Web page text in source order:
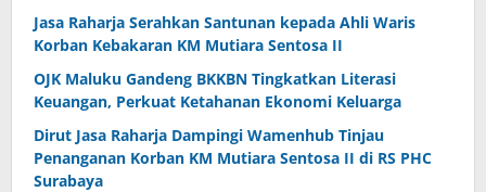
Jasa Raharja Serahkan Santunan kepada Ahli Waris
Korban Kebakaran KM Mutiara Sentosa II
OJK Maluku Gandeng BKKBN Tingkatkan Literasi
Keuangan, Perkuat Ketahanan Ekonomi Keluarga
Dirut Jasa Raharja Dampingi Wamenhub Tinjau
Penanganan Korban KM Mutiara Sentosa II di RS PHC
Surabaya